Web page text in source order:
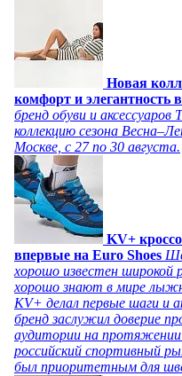
Новая
комфорт и элегантность
бренд обуви и
коллекцию сезона
Москве, с 27 по 30 августа.
KV+
впервые на Euro Shoes
хорошо известен широкой
хорошо знают в мире
KV+ делал первые шаги и
бренд заслужил доверие
аудитории на
российский спортивный
был приоритетным для